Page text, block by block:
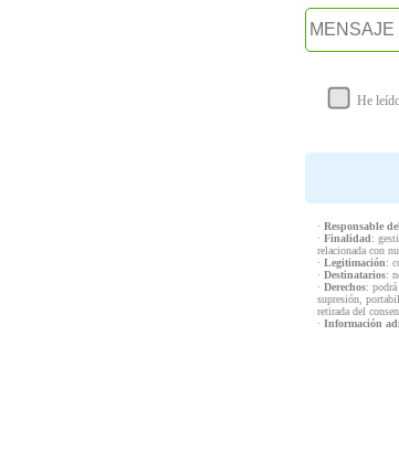
He
· Responsable
· Finalidad:
relacionada con
· Legitimación:
· Destinatarios:
· Derechos: podrá
supresión,
retirada del
· Información